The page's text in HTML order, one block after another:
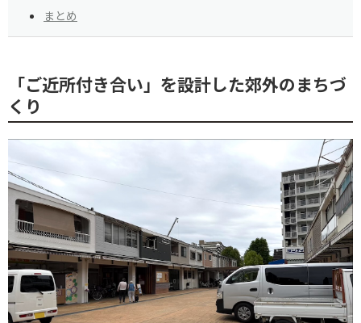
まとめ
「ご近所付き合い」を設計した郊外のまちづ
くり